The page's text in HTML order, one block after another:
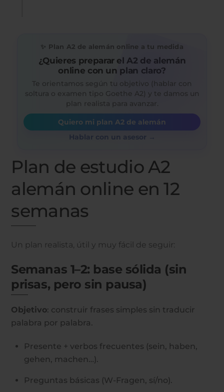
✨ Plan A2 de alemán online a tu medida
¿Quieres preparar el A2 de alemán
online con un plan claro?
Te orientamos según tu objetivo (hablar con
soltura o examen tipo Goethe A2) y te damos un
plan realista para avanzar.
Quiero mi plan A2 de alemán
Hablar con un asesor →
Plan de estudio A2
alemán online en 12
semanas
Un plan realista, útil y muy fácil de seguir:
Semanas 1–2: base sólida (sin
prisas, pero sin pausa)
Objetivo: construir frases simples sin traducir
palabra por palabra.
Presente + verbos frecuentes (sein, haben,
gehen, machen…).
Preguntas básicas (W-Fragen, sí/no).